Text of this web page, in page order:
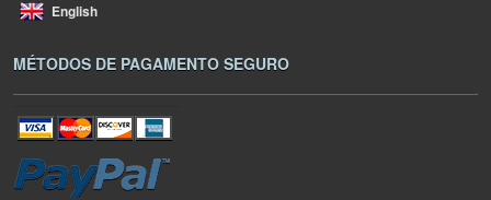
English
MÉTODOS DE PAGAMENTO SEGURO